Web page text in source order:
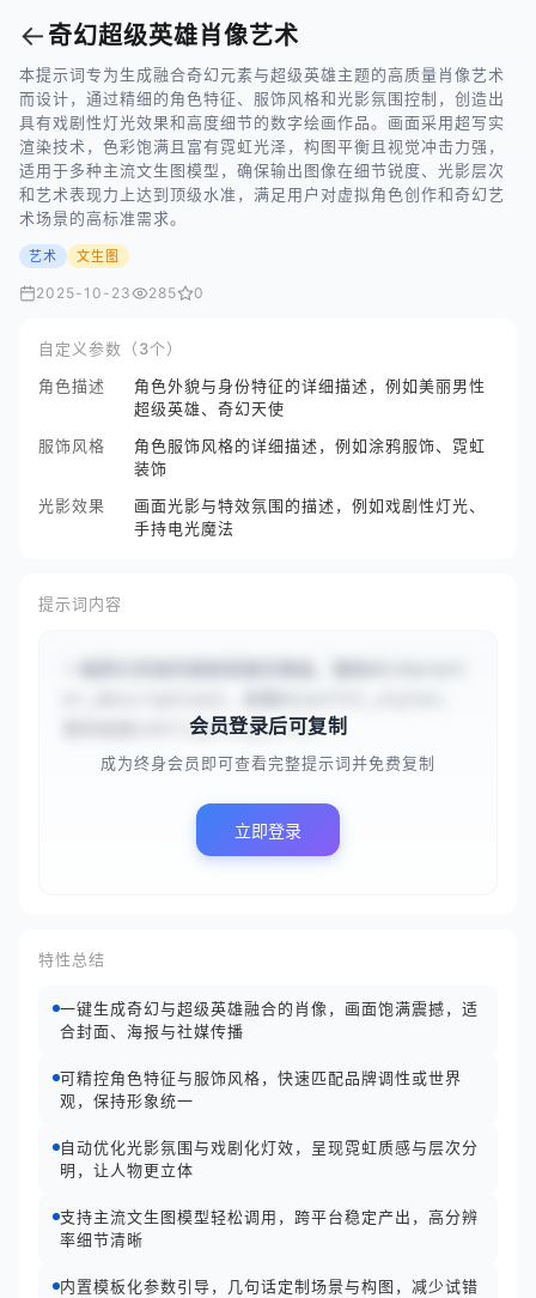
← 奇幻超级英雄肖像艺术
本提示词专为生成融合奇幻元素与超级英雄主题的高质量肖像艺术
而设计，通过精细的角色特征、服饰风格和光影氛围控制，创造出
具有戏剧性灯光效果和高度细节的数字绘画作品。画面采用超写实
渲染技术，色彩饱满且富有霓虹光泽，构图平衡且视觉冲击力强，
适用于多种主流文生图模型，确保输出图像在细节锐度、光影层次
和艺术表现力上达到顶级水准，满足用户对虚拟角色创作和奇幻艺
术场景的高标准需求。
艺术 文生图
2025-10-23 285 0
自定义参数（3个）
角色描述
角色外貌与身份特征的详细描述，例如美丽男性
超级英雄、奇幻天使
服饰风格
角色服饰风格的详细描述，例如涂鸦服饰、霓虹
装饰
光影效果
画面光影与特效氛围的描述，例如戏剧性灯光、
手持电光魔法
提示词内容
整体画面以#{lighting_effe...
会员登录后可复制
成为终身会员即可查看完整提示词并免费复制
立即登录
特性总结
一键生成奇幻与超级英雄融合的肖像，画面饱满震撼，适
合封面、海报与社媒传播
可精控角色特征与服饰风格，快速匹配品牌调性或世界
观，保持形象统一
自动优化光影氛围与戏剧化灯效，呈现霓虹质感与层次分
明，让人物更立体
支持主流文生图模型轻松调用，跨平台稳定产出，高分辨
率细节清晰
内置模板化参数引导，几句话定制场景与构图，减少试错